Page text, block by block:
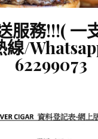
服務!!!( 一
線/
62299073